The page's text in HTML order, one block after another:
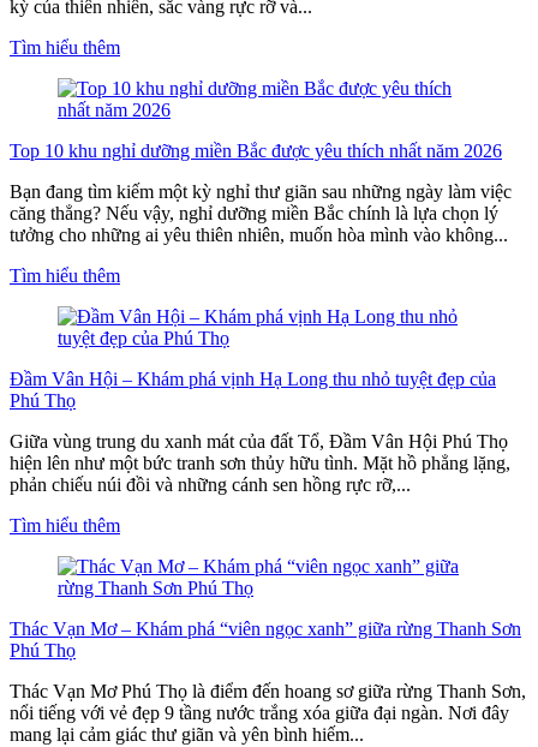
kỳ của thiên nhiên, sắc vàng rực rỡ và...
Tìm hiểu thêm
Top 10 khu nghỉ dưỡng miền Bắc được yêu thích nhất năm 2026
Bạn đang tìm kiếm một kỳ nghỉ thư giãn sau những ngày làm việc
căng thẳng? Nếu vậy, nghỉ dưỡng miền Bắc chính là lựa chọn lý
tưởng cho những ai yêu thiên nhiên, muốn hòa mình vào không...
Tìm hiểu thêm
Đầm Vân Hội – Khám phá vịnh Hạ Long thu nhỏ tuyệt đẹp của
Phú Thọ
Giữa vùng trung du xanh mát của đất Tổ, Đầm Vân Hội Phú Thọ
hiện lên như một bức tranh sơn thủy hữu tình. Mặt hồ phẳng lặng,
phản chiếu núi đồi và những cánh sen hồng rực rỡ,...
Tìm hiểu thêm
Thác Vạn Mơ – Khám phá “viên ngọc xanh” giữa rừng Thanh Sơn
Phú Thọ
Thác Vạn Mơ Phú Thọ là điểm đến hoang sơ giữa rừng Thanh Sơn,
nổi tiếng với vẻ đẹp 9 tầng nước trắng xóa giữa đại ngàn. Nơi đây
mang lại cảm giác thư giãn và yên bình hiếm...